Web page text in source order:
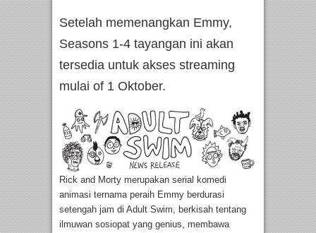
Setelah memenangkan Emmy,
Seasons 1-4 tayangan ini akan
tersedia untuk akses streaming
mulai of 1 Oktober.
Rick and Morty merupakan serial komedi
animasi ternama peraih Emmy berdurasi
setengah jam di Adult Swim, berkisah tentang
ilmuwan sosiopat yang genius, membawa